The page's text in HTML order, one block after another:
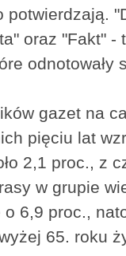
potwierdzają.
oraz "Fakt" -
odnotowały
gazet na
pięciu lat
2,1 proc., z
w grupie
o 6,9 proc.,
65. roku